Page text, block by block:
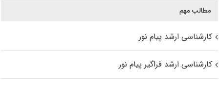
مطالب مهم
کارشناسی ارشد پیام نور
کارشناسی ارشد فراگیر پیام نور